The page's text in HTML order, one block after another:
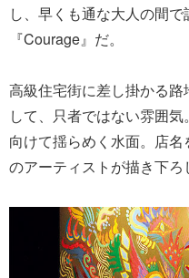
し、早くも通な大人の間で
『Courage』だ。
高級住宅街に差し掛かる
して、只者ではない雰囲
向けて揺らめく水面。店
のアーティストが描き下ろ